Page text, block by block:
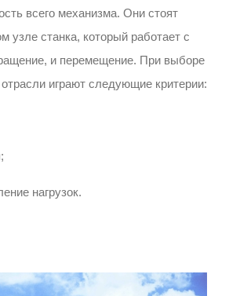
всего механизма. Они стоят
узле станка, который работает с
и перемещение. При выборе
играют следующие критерии:
нагрузок.